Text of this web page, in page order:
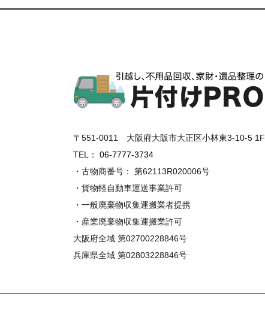
〒551-0011 大阪府大阪市大正区小林東3-10-5 1F
TEL： 06-7777-3734
・古物商番号： 第62113R020006号
・貨物軽自動車運送事業許可
・一般廃棄物収集運搬業者提携
・産業廃棄物収集運搬業許可
大阪府全域 第02700228846号
兵庫県全域 第02803228846号